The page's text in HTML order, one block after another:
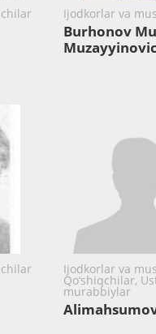
Ijodkorlar va
Burhonov
Ijodkorlar va
Qo‘shiqchilar,
murabbiylar